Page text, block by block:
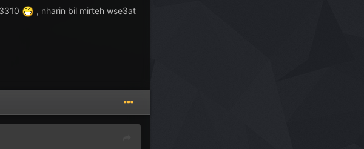
, nharin bil mirteh wse3at